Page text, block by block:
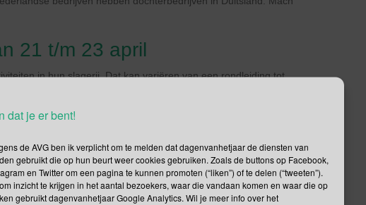
dat je er bent!
de AVG ben ik verplicht om te melden dat dagenvanhetjaar de diensten van
gebruikt die op hun beurt weer cookies gebruiken. Zoals de buttons op Facebook,
en Twitter om een pagina te kunnen promoten (“liken”) of te delen (“tweeten”).
inzicht te krijgen in het aantal bezoekers, waar die vandaan komen en waar die op
gebruikt dagenvanhetjaar Google Analytics. Wil je meer info over het
21 t/m 23 april
in hun slagerij. Dat kan variëren van een rondleiding tot
omdat het de aankomende drie dagen Dag van de Slager XXL
nieuwsgierig hoe het bij de slager achter de schermen
slager een activiteit organiseert? Klikhier.
en Innovatie